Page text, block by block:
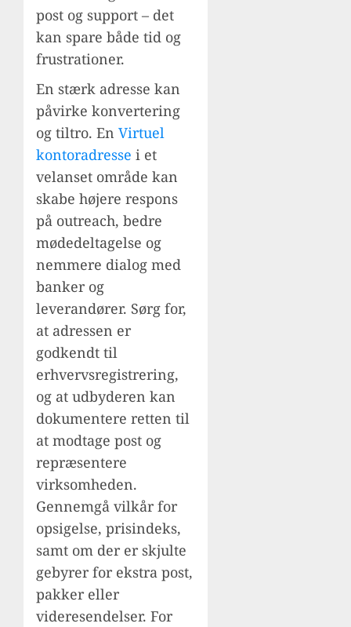
post og support – det
kan spare både tid og
frustrationer.
En stærk adresse kan
påvirke konvertering
og tiltro. En Virtuel
kontoradresse i et
velanset område kan
skabe højere respons
på outreach, bedre
mødedeltagelse og
nemmere dialog med
banker og
leverandører. Sørg for,
at adressen er
godkendt til
erhvervsregistrering,
og at udbyderen kan
dokumentere retten til
at modtage post og
repræsentere
virksomheden.
Gennemgå vilkår for
opsigelse, prisindeks,
samt om der er skjulte
gebyrer for ekstra post,
pakker eller
videresendelser. For